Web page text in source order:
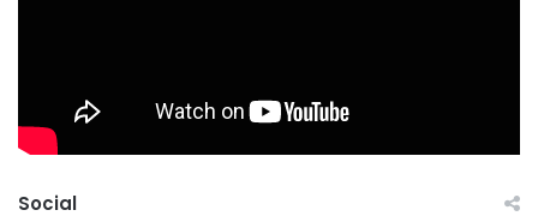
Social